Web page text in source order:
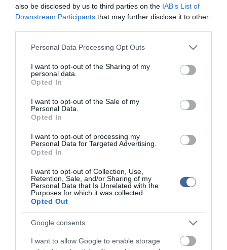
also be disclosed by us to third parties on the IAB’s List of
Downstream Participants that may further disclose it to other
Please note that this website/app uses one or more Google
not limited to your visit or usage behaviour. You may click to
grant or deny consent to Google and its third-party tags to
use your data for below specified purposes in below Google
consent section.
Personal Data Processing Opt Outs
I want to opt-out of the Sharing of my
personal data.
Opted In
I want to opt-out of the Sale of my
Personal Data.
Opted In
I want to opt-out of processing my
Personal Data for Targeted Advertising.
Opted In
I want to opt-out of Collection, Use,
Retention, Sale, and/or Sharing of my
Personal Data that Is Unrelated with the
Purposes for which it was collected.
Opted Out
Google consents
I want to allow Google to enable storage
tükrözik. A szerkesztőség mindössze a hírek publikációjával foglalkozik, a
Kérjük, kulturáltan, mások személyiségi jogainak és jó hírnevének tiszteletben
tartásával kommenteljenek!
ma.hu legfrissebb hírei:
Három érmet szereztek a magyarok a világ egyik
legnagyobb hosszútávú kajak-kenu versenyén, a Sellán
Latorcai Csaba: a KDNP pályázati úton választja ki
delegáltját a Médiatanácsba
Tanács Zoltán: kormány-előterjesztés készül a